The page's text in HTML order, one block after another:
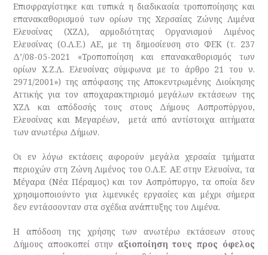
Επισφραγίστηκε και τυπικά η διαδικασία τροποποίησης και
επανακαθορισμού των ορίων της Χερσαίας Ζώνης Λιμένα
Ελευσίνας (ΧΖΛ), αρμοδιότητας Οργανισμού Λιμένος
Ελευσίνας (Ο.Λ.Ε.) ΑΕ, με τη δημοσίευση στο ΦΕΚ (τ. 237
Δ’/08-05-2021 «Τροποποίηση και επανακαθορισμός των
ορίων Χ.Ζ.Λ. Ελευσίνας σύμφωνα με το άρθρο 21 του ν.
2971/2001») της απόφασης της Αποκεντρωμένης Διοίκησης
Αττικής για τον αποχαρακτηρισμό μεγάλων εκτάσεων της
ΧΖΛ και απόδοσής τους στους Δήμους Ασπροπύργου,
Ελευσίνας και Μεγαρέων, μετά από αντίστοιχα αιτήματα
των ανωτέρω Δήμων.
Οι εν λόγω εκτάσεις αφορούν μεγάλα χερσαία τμήματα
περιοχών στη Ζώνη Λιμένος του Ο.Λ.Ε. AE στην Ελευσίνα, τα
Μέγαρα (Νέα Πέραμος) και τον Ασπρόπυργο, τα οποία δεν
χρησιμοποιούντο για λιμενικές εργασίες και μέχρι σήμερα
δεν εντάσσονταν στα σχέδια ανάπτυξης του Λιμένα.
Η απόδοση της χρήσης των ανωτέρω εκτάσεων στους
Δήμους αποσκοπεί στην αξιοποίηση τους προς όφελος